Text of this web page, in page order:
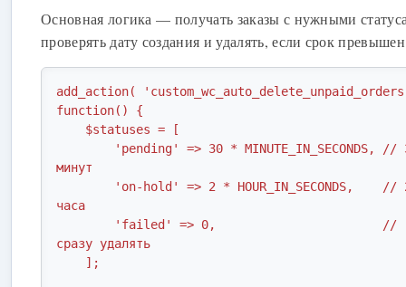
Основная логика — получать заказы с нужными
проверять дату создания и удалять, если срок
add_action(
function() {
минут
часа
сразу удалять